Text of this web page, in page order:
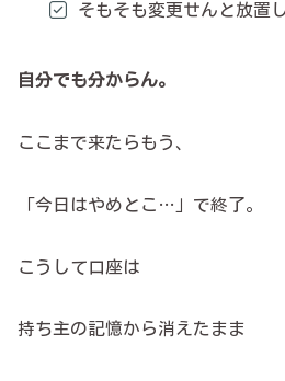
そもそも変更せんと放置
自分でも分からん。
ここまで来たらもう、
「今日はやめとこ…」で終了。
こうして口座は
持ち主の記憶から消えたまま